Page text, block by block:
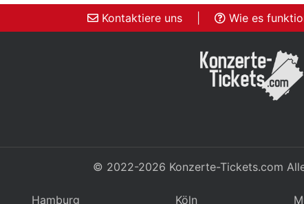
Kontaktiere uns Wie es
© 2022-2026 Konzerte-Tickets.com
Hamburg Köln